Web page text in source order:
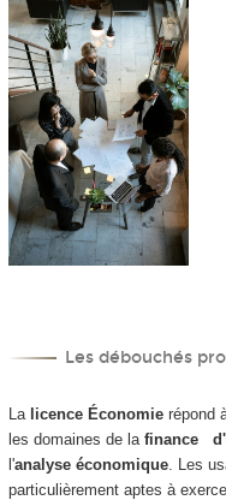
Les débouchés
La licence Économierépond
les domaines de la finance
l'analyse économique. Les
particulièrement aptes à